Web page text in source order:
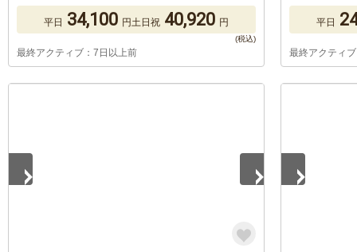
平日 34,100 円土日祝 40,920 円
最終アクティブ：7日以上前
平日
最終アクティ